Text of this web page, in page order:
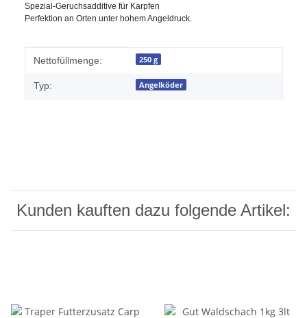
Spezial-Geruchsadditive für Karpfen
Perfektion an Orten unter hohem Angeldruck.
Produkteigenschaft
Wert
Nettofüllmenge: 250 g
Typ: Angelköder
Kunden kauften dazu folgende Artikel: